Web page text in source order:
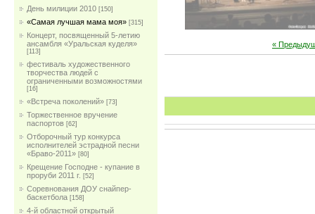
День милиции 2010 [150]
«Самая лучшая мама моя» [315]
Концерт, посвященный 5-летию
ансамбля «Уральская куделя»
[113]
фестиваль художественного
творчества людей с
ограниченными возможностями
[16]
«Встреча поколений» [73]
Торжественное вручение
паспортов [62]
Отборочный тур конкурса
исполнителей эстрадной песни
«Браво-2011» [80]
Крещение Господне - купание в
проруби 2011 г. [52]
Соревнования ДОУ снайпер-
баскетбола [158]
4-й областной открытый
«